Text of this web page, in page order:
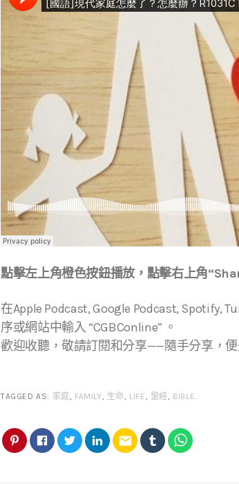
點擊左上角橙色按鈕播放，點擊右上角
在Apple Podcast, Google Podcast, Spotify,
序或網站中輸入 “CGBConline” 。
歡迎收聽，敬請訂閱和分享——隨手分享，便
TAGGED AS: 家庭 FAMILY 生命 LIFE 聖經 BIBLE
email